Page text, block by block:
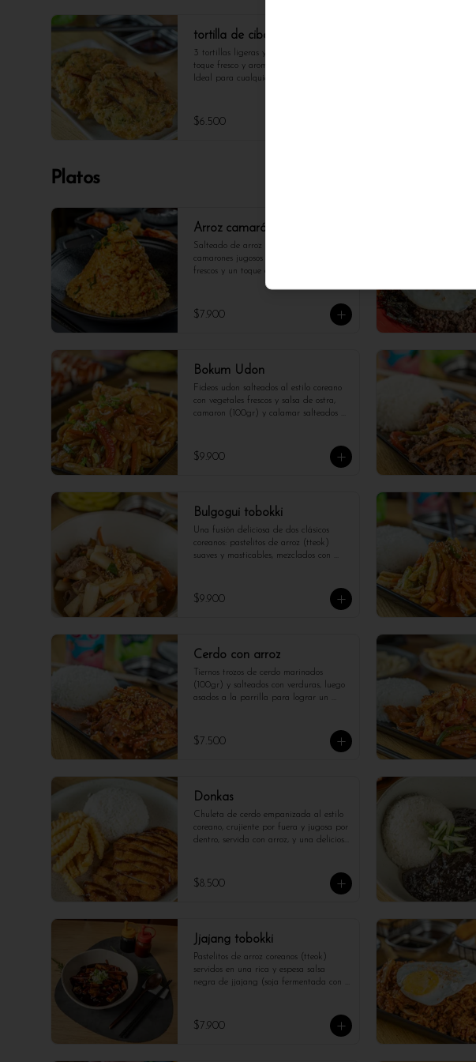
tortilla de ciboulette
3 tortillas ligeras y esponjosas, con el
toque fresco y aromático del ciboulette.
Ideal para cualquier momento del día.
$6.500
Platos
Arroz camarón
Salteado de arroz al estilo coreano con
camarones jugosos (165gr), vegetales
frescos y un toque de salsa de soja y
aceite de sésamo. Un plato aromático,
amantes de los mariscos con un toque
asiático.
$7.900
Bokum Udon
Fideos udon salteados al estilo coreano
con vegetales frescos y salsa de ostra,
camaron (100gr) y calamar salteados
$9.900
Bulgogui tobokki
Una fusión deliciosa de dos clásicos
coreanos: pastelitos de arroz (tteok)
suaves y masticables, mezclados con
dulce y ligeramente picante. Un plato
reconfortante, lleno de sabor y textura,
$9.900
Cerdo con arroz
Tiernos trozos de cerdo marinados
(100gr) y salteados con verduras, luego
asados a la parrilla para lograr un
encurtidos, esta deliciosa receta coreana
ofrece un equilibrio perfecto entre dulce,
$7.500
Donkas
Chuleta de cerdo empanizada al estilo
coreano, crujiente por fuera y jugosa por
dentro, servida con arroz, y una deliciosa
$8.500
Jjajang tobokki
Pastelitos de arroz coreanos (tteok)
servidos en una rica y espesa salsa
negra de jjajang (soja fermentada con
profundo y ligeramente dulce de la
salsa, creando un plato reconfortante y
$7.900